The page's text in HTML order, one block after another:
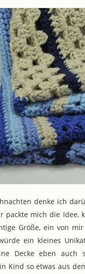
denke ich
packte mich die Idee,
Größe, ein von
ein kleines
Decke eben
Kind so etwas aus